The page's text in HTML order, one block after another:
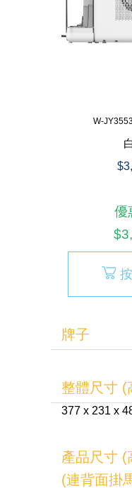
W-
優
牌子
整體尺寸 (
377 x 231 x
產品尺寸 (
(連背面掛